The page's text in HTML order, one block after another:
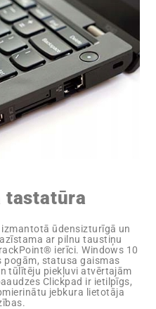
tastatūra
ūdensizturīgā un
ar pilnu taustiņu
ierīci. Windows 10
statusa gaismas
tūlītēju piekļuvi atvērtajām
Clickpad ir ietilpīgs,
jebkura lietotāja